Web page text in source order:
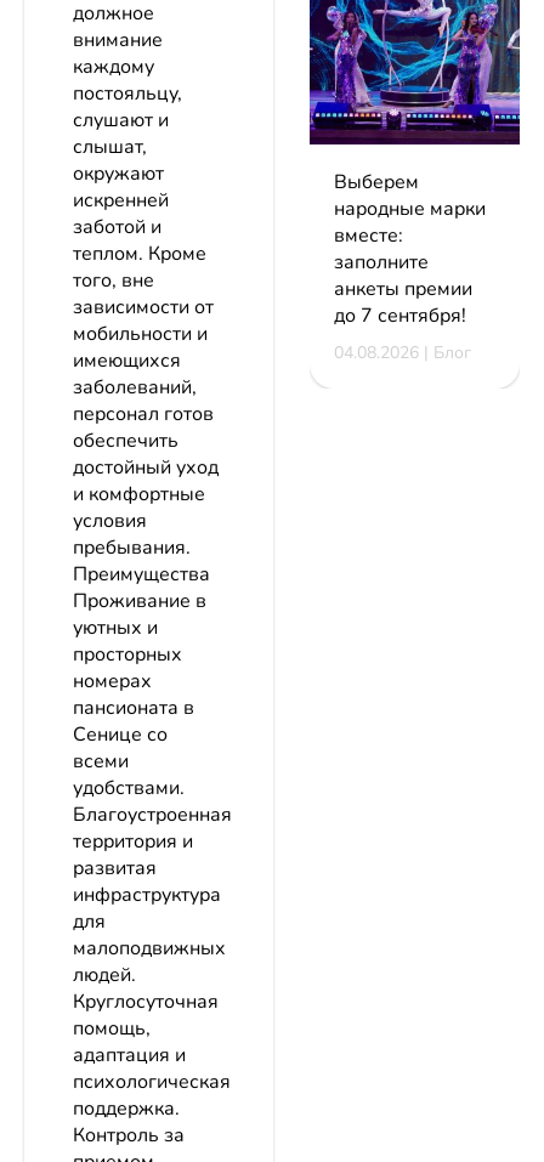
должное
внимание
каждому
постояльцу,
слушают и
слышат,
окружают
искренней
заботой и
теплом. Кроме
того, вне
зависимости от
мобильности и
имеющихся
заболеваний,
персонал готов
обеспечить
достойный уход
и комфортные
условия
пребывания.
Преимущества
Проживание в
уютных и
просторных
номерах
пансионата в
Сенице со
всеми
удобствами.
Благоустроенная
территория и
развитая
инфраструктура
для
малоподвижных
людей.
Круглосуточная
помощь,
адаптация и
психологическая
поддержка.
Контроль за
Выберем
народные марки
вместе:
заполните
анкеты премии
до 7 сентября!
04.08.2026 | Блог